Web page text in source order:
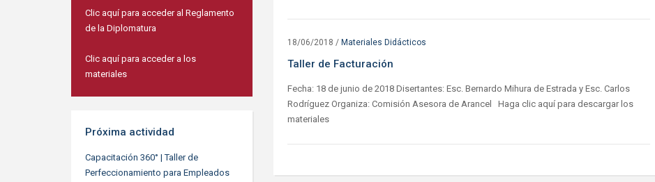
Clic aquí para acceder al Reglamento
de la Diplomatura
Clic aquí para acceder a los
materiales
Próxima actividad
Capacitación 360° | Taller de
Perfeccionamiento para Empleados
18/06/2018 / Materiales Didácticos
Taller de Facturación
Fecha: 18 de junio de 2018 Disertantes: Esc. Bernardo Mihura de Estrada y Esc. Carlos
Rodríguez Organiza: Comisión Asesora de Arancel Haga clic aquí para descargar los
materiales